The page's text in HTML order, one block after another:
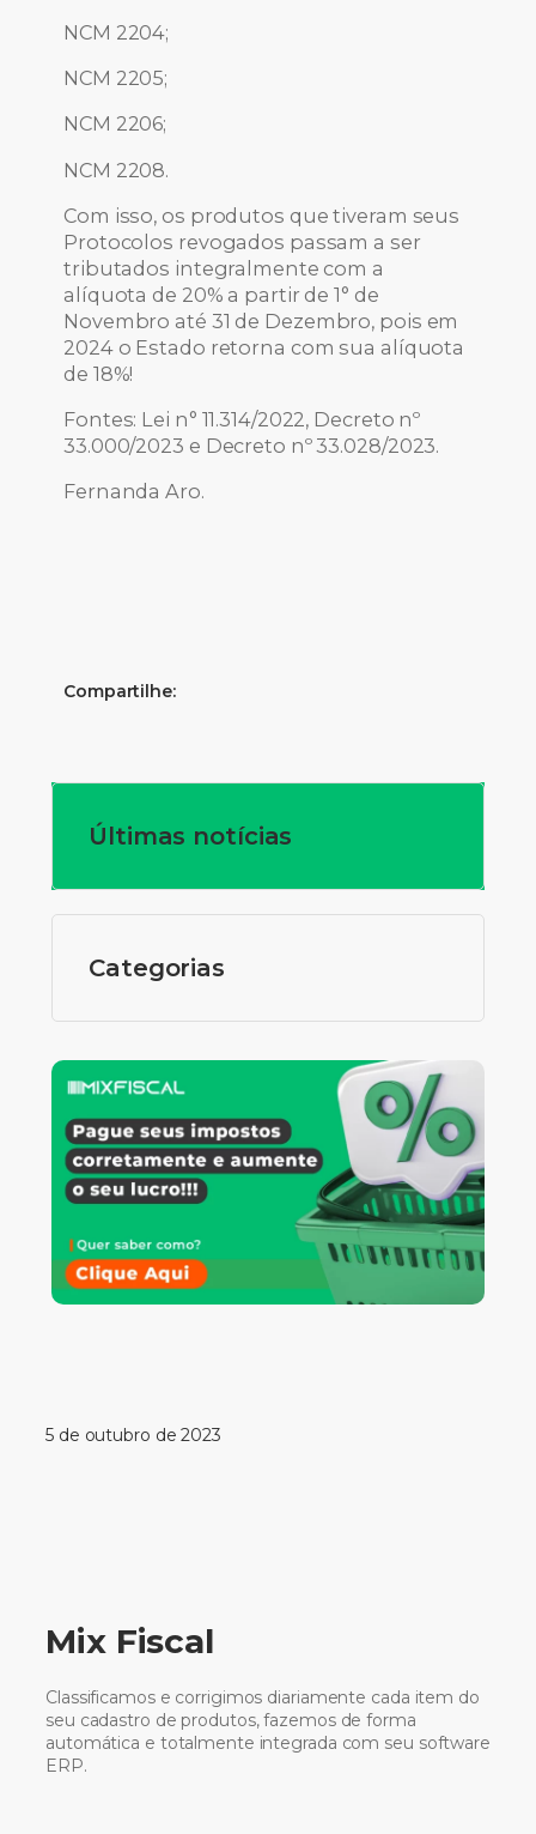
NCM 2204;
NCM 2205;
NCM 2206;
NCM 2208.
Com isso, os produtos que tiveram seus
Protocolos revogados passam a ser
tributados integralmente com a
alíquota de 20% a partir de 1° de
Novembro até 31 de Dezembro, pois em
2024 o Estado retorna com sua alíquota
de 18%!
Fontes: Lei n° 11.314/2022, Decreto nº
33.000/2023 e Decreto nº 33.028/2023.
Fernanda Aro.
Compartilhe:
Últimas notícias
Categorias
5 de outubro de 2023
Mix Fiscal
Classificamos e corrigimos diariamente cada item do
seu cadastro de produtos, fazemos de forma
automática e totalmente integrada com seu software
ERP.